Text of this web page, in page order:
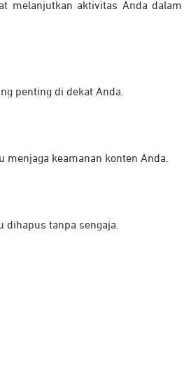
melanjutkan aktivitas Anda dalam
penting di dekat Anda.
keamanan konten Anda.
dihapus tanpa sengaja.